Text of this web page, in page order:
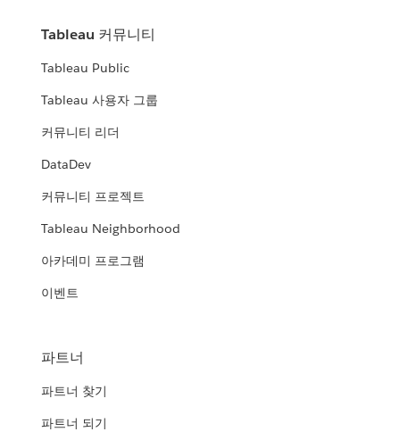
Tableau 커뮤니티
Tableau Public
Tableau 사용자 그룹
커뮤니티 리더
DataDev
커뮤니티 프로젝트
Tableau Neighborhood
아카데미 프로그램
이벤트
파트너
파트너 찾기
파트너 되기